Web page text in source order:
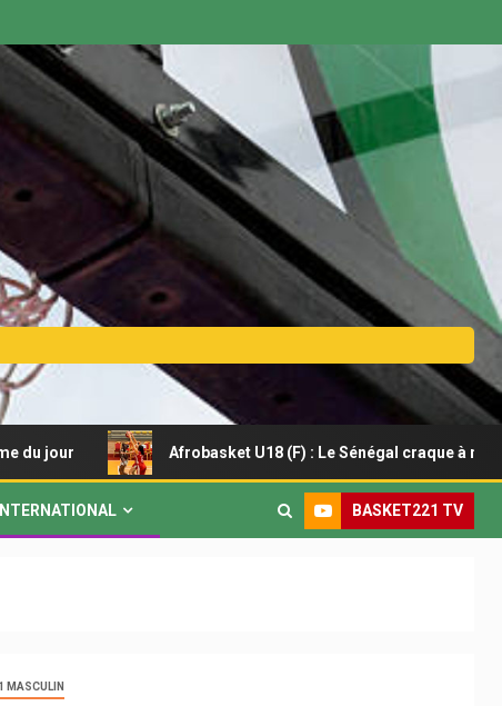
Afrobasket U18 (F) : Le Sénégal craque à nouveau et
INTERNATIONAL BASKET221 TV
MASCULIN